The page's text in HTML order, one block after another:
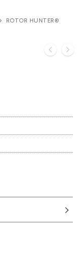
ROTOR HUNTER®